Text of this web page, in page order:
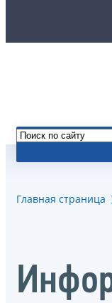
Главная страница